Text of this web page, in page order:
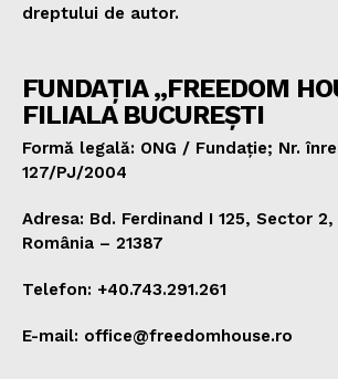
dreptului de autor.
FUNDAȚIA „FREEDOM
FILIALA BUCUREȘTI
Formă legală: ONG / Fundație; Nr.
127/PJ/2004
Adresa: Bd. Ferdinand I 125, Sector
România – 21387
Telefon: +40.743.291.261
E-mail: office@freedomhouse.ro